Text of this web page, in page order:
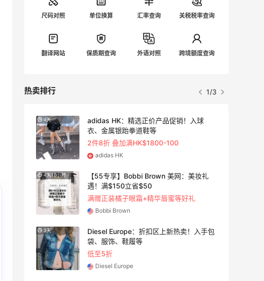
尺码对照 单位换算 汇率查询 关税税率查询
翻译网站 保质期查询 外语对照 跨境额度查询
热卖排行 1/3
4天
adidas HK：精选正价产品促销！入球
衣、金属银跆拳道鞋等
2件8折 叠加满HK$1800-100
adidas HK
4天18小时
【55专享】Bobbi Brown 美网：美妆礼
遇！满$150立省$50
满赠正装橘子眼霜+精华唇蜜等好礼
Bobbi Brown
3天
Diesel Europe：折扣区上新热卖！入手包
袋、服饰、鞋履等
低至5折
Diesel Europe